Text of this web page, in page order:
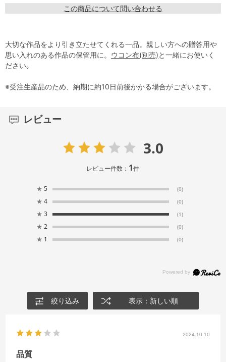
この商品について問い合わせる
大切な作品をより引き立たせてくれる一品。親しい方への贈答用や
思い入れのある作品の保管用に。 ウコン布(別売)と一緒にお使いく
ださい｡
※受注生産品のため、納期に約10日前後かかる場合がございます。
レビュー
3.0
レビュー件数： 1件
★ 5 (0)
★ 4 (0)
★ 3 (1)
★ 2 (0)
★ 1 (0)
絞り込み 表示：新しい順
2024.10.10
品質